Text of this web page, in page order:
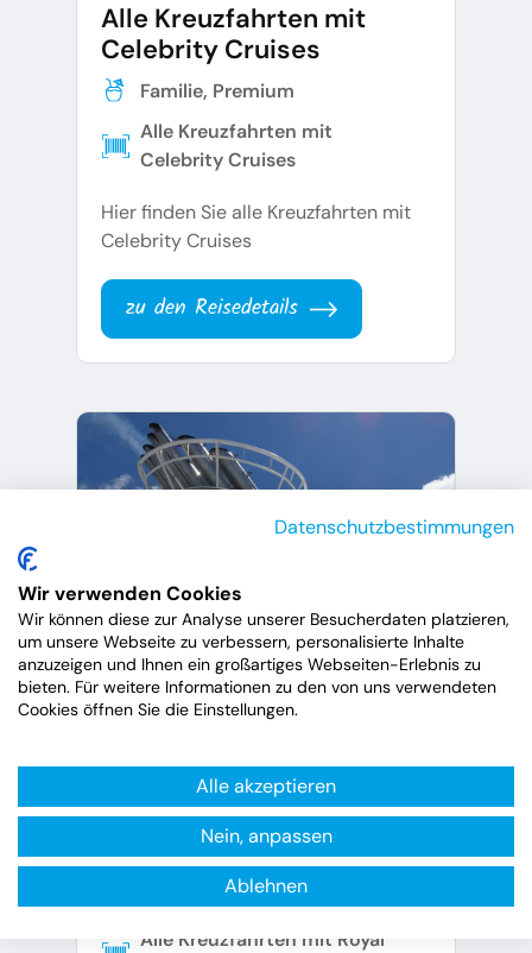
Alle Kreuzfahrten mit
Celebrity Cruises
Familie, Premium
Alle Kreuzfahrten mit
Celebrity Cruises
Hier finden Sie alle Kreuzfahrten mit
Celebrity Cruises
zu den Reisedetails
Alle Kreuzfahrten mit
Royal Caribbean
International
Familie, Premium
Alle Kreuzfahrten mit Royal
Datenschutzbestimmungen
Wir verwenden Cookies
Wir können diese zur Analyse unserer Besucherdaten platzieren,
um unsere Webseite zu verbessern, personalisierte Inhalte
anzuzeigen und Ihnen ein großartiges Webseiten-Erlebnis zu
bieten. Für weitere Informationen zu den von uns verwendeten
Cookies öffnen Sie die Einstellungen.
Alle akzeptieren
Nein, anpassen
Ablehnen